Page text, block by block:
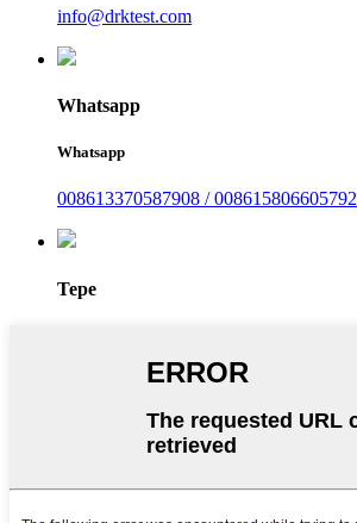
info@drktest.com
Whatsapp
Whatsapp
008613370587908 / 008615806605792
Tepe